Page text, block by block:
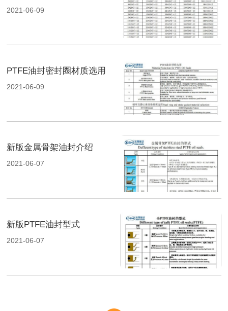
2021-06-09
PTFE油封密封圈材质选用
2021-06-09
新版金属骨架油封介绍
2021-06-07
新版PTFE油封型式
2021-06-07